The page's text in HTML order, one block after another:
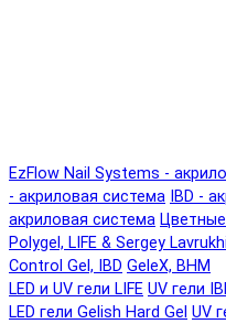
EzFlow Nail Systems -
- акриловая система IBD -
акриловая система
Polygel, LIFE & Sergey
Control Gel, IBD GeleX, BHM
LED и UV гели LIFE UV гели
LED гели Gelish Hard Gel UV